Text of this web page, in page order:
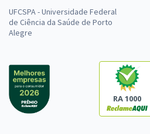
UFCSPA - Universidade Federal
de Ciência da Saúde de Porto
Alegre
RA 1000